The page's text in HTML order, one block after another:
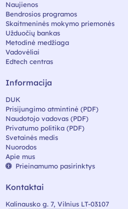
Naujienos
Bendrosios programos
Skaitmeninės mokymo priemonės
Užduočių bankas
Metodinė medžiaga
Vadovėliai
Edtech centras
Informacija
DUK
Prisijungimo atmintinė (PDF)
Naudotojo vadovas (PDF)
Privatumo politika (PDF)
Svetainės medis
Nuorodos
Apie mus
Prieinamumo pasirinktys
Kontaktai
Kalinausko g. 7, Vilnius LT-03107